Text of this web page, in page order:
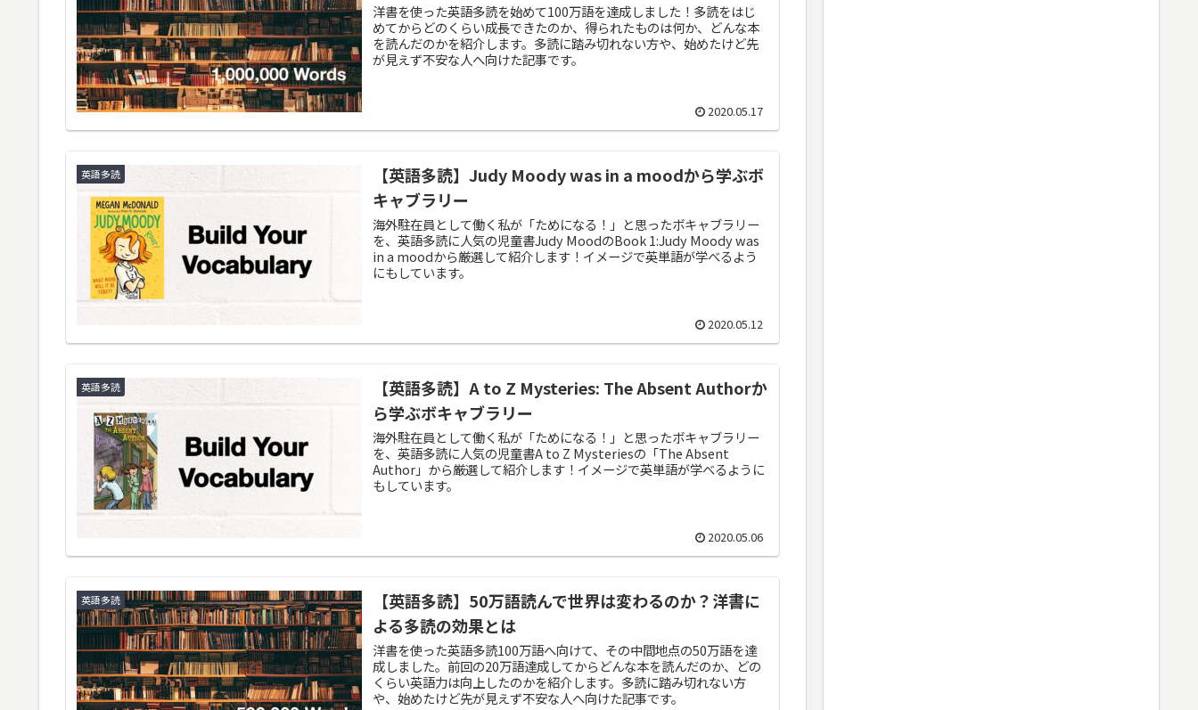
洋書を使った英語多読を始めて100万語を達成しました！多読をはじ
めてからどのくらい成長できたのか、得られたものは何か、どんな本
を読んだのかを紹介します。多読に踏み切れない方や、始めたけど先
が見えず不安な人へ向けた記事です。
2020.05.17
英語多読
【英語多読】Judy Moody was in a moodから学ぶボ
キャブラリー
海外駐在員として働く私が「ためになる！」と思ったボキャブラリー
を、英語多読に人気の児童書Judy MoodのBook 1:Judy Moody was
in a moodから厳選して紹介します！イメージで英単語が学べるよう
にもしています。
2020.05.12
英語多読
【英語多読】A to Z Mysteries: The Absent Authorか
ら学ぶボキャブラリー
海外駐在員として働く私が「ためになる！」と思ったボキャブラリー
を、英語多読に人気の児童書A to Z Mysteriesの「The Absent
Author」から厳選して紹介します！イメージで英単語が学べるように
もしています。
2020.05.06
英語多読
【英語多読】50万語読んで世界は変わるのか？洋書に
よる多読の効果とは
洋書を使った英語多読100万語へ向けて、その中間地点の50万語を達
成しました。前回の20万語達成してからどんな本を読んだのか、どの
くらい英語力は向上したのかを紹介します。多読に踏み切れない方
や、始めたけど先が見えず不安な人へ向けた記事です。